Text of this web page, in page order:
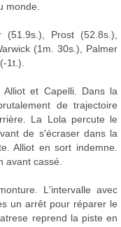
monde.
Prost (52.8s.),
(1m. 30s.), Palmer
1t.).
et Capelli. Dans la
de trajectoire
La Lola percute le
de s'écraser dans la
Alliot en sort indemne.
avant cassé.
L'intervalle avec
un arrêt pour réparer le
reprend la piste en